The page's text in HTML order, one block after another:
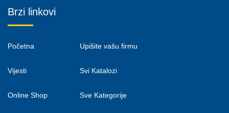
Brzi linkovi
Početna
Vijesti
Online Shop
Upišite vašu firmu
Svi Katalozi
Sve Kategorije